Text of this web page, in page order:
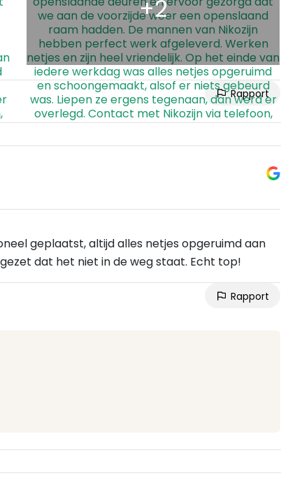
Rapport
geplaatst, altijd alles netjes opgeruimd aan
dat het niet in de weg staat. Echt top!
Rapport